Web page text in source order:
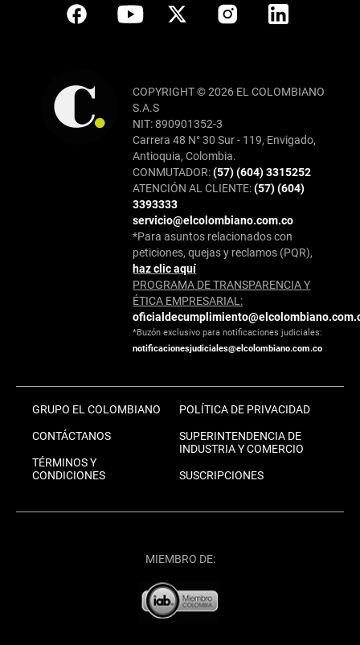
COPYRIGHT © 2026 EL COLOMBIANO
S.A.S
NIT: 890901352-3
Carrera 48 N° 30 Sur - 119, Envigado,
Antioquia, Colombia.
CONMUTADOR:(57) (604) 3315252
ATENCIÓN AL CLIENTE:(57) (604)
3393333
servicio@elcolombiano.com.co
*Para asuntos relacionados con
peticiones, quejas y reclamos (PQR),
haz clic aquí
PROGRAMA DE TRANSPARENCIA Y
ÉTICA EMPRESARIAL:
*Buzón exclusivo para notificaciones judiciales:
notificacionesjudiciales@elcolombiano.com.co
GRUPO EL COLOMBIANO
CONTÁCTANOS
TÉRMINOS Y
CONDICIONES
POLÍTICA DE PRIVACIDAD
SUPERINTENDENCIA DE
INDUSTRIA Y COMERCIO
SUSCRIPCIONES
MIEMBRO DE: